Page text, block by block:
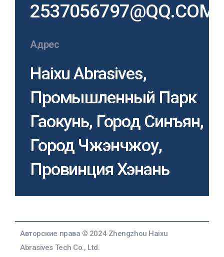
2537056797@QQ.COM
Адрес
Haixu Abrasives,
Промышленный Парк
Гаокунь, Город Синъян,
Город Чжэнчжоу,
Провинция Хэнань
Авторские права © 2024 Zhengzhou Haixu
Abrasives Tech Co., Ltd.